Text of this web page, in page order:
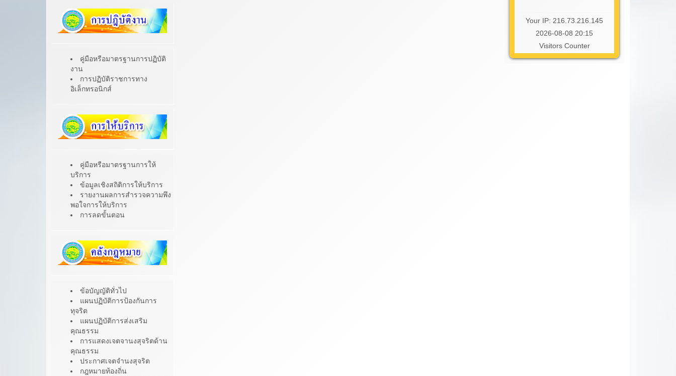
คู่มือหรือมาตรฐานการปฏิบัติ
งาน
การปฏิบัติราชการทาง
อิเล็กทรอนิกส์
คู่มือหรือมาตรฐานการให้
บริการ
ข้อมูลเชิงสถิติการให้บริการ
รายงานผลการสำรวจความพึง
พอใจการให้บริการ
การลดขั้นตอน
ข้อบัญญัติทั่วไป
แผนปฏิบัติการป้องกันการ
ทุจริต
แผนปฏิบัติการส่งเสริม
คุณธรรม
การแสดงเจตจานงสุจริตด้าน
คุณธรรม
ประกาศเจตจำนงสุจริต
กฎหมายท้องถิ่น
Your IP: 216.73.216.145
2026-08-08 20:15
Visitors Counter